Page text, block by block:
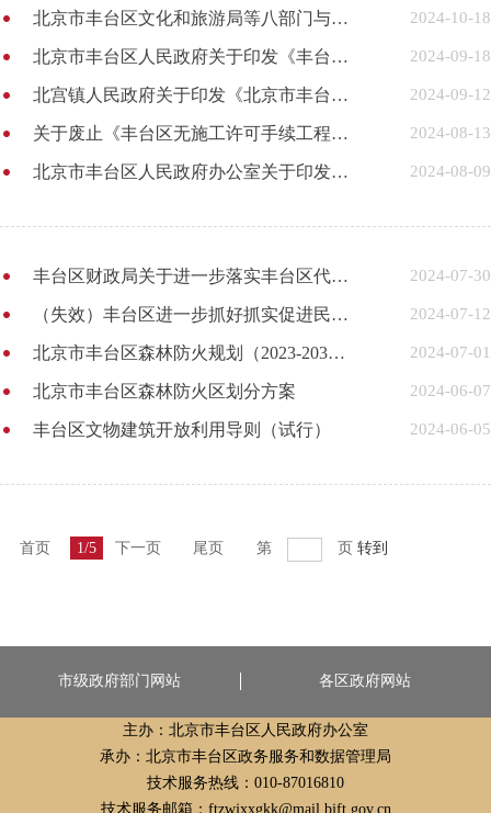
北京市丰台区文化和旅游局等八部门与丰台区王佐镇人民政府印发《关于在王佐镇试点发展乡村民宿的实施办法》的通知 2024-10-18
北京市丰台区人民政府关于印发《丰台区声环境功能区划实施细则》的通知 2024-09-18
北宫镇人民政府关于印发《北京市丰台区北宫镇农村宅基地房屋建设管理实施细则（修正）》的通知 2024-09-12
关于废止《丰台区无施工许可手续工程和零星作业安全管理暂行办法》（丰建住发〔2019〕1 号）的公告 2024-08-13
北京市丰台区人民政府办公室关于印发《丰台区限额以下小型工程施工安全管理工作实施细则（试行）》的通知 2024-08-09
丰台区财政局关于进一步落实丰台区代理记账机构行政许可改革措施的通知 2024-07-30
（失效）丰台区进一步抓好抓实促进民间投资发展若干政策措施 2024-07-12
北京市丰台区森林防火规划（2023-2035年） 2024-07-01
北京市丰台区森林防火区划分方案 2024-06-07
丰台区文物建筑开放利用导则（试行） 2024-06-05
首页 1/5 下一页 尾页 第 页 转到
市级政府部门网站 各区政府网站
主办：北京市丰台区人民政府办公室
承办：北京市丰台区政务服务和数据管理局
技术服务热线：010-87016810
技术服务邮箱：ftzwjxxgkk@mail.bjft.gov.cn